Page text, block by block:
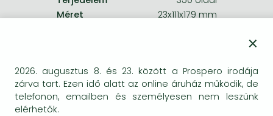
Méret
23x111x179 mm
Kategóriák
×
2026. augusztus 8. és 23. között a Prospero irodája
zárva tart. Ezen idő alatt az online áruház működik, de
telefonon, emailben és személyesen nem leszünk
elérhetők.